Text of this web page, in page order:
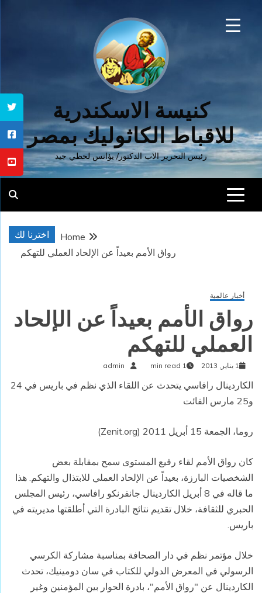
كنيسة الاسكندرية
للاقباط الكاثوليك بمصر
رئيس التحرير الاب الدكتور/ يؤانس لحظي جيد
اخترنا لك
Home
رواق الأمم بعيداً عن الإلحاد العملي للتهكم
أخبار عالمية
رواق الأمم بعيداً عن الإلحاد
العملي للتهكم
1 يناير, 2013 1 min read
admin
الكاردينال رافاسي يتحدث عن اللقاء الذي نظم في باريس في 24
و25 مارس الفائت
روما، الجمعة 15 أبريل 2011 (Zenit.org)
كان رواق الأمم لقاء رفيع المستوى سمح بمقابلة بعض
الشخصيات البارزة، بعيداً عن الإلحاد العملي للابتذال والتهكم. هذا
ما قاله في 8 أبريل الكاردينال جانفرنكو رافاسي، رئيس المجلس
الحبري للثقافة، خلال تقديم نتائج البادرة التي أطلقتها مديريته في
باريس.
خلال مؤتمر نظم في دار الصحافة بمناسبة مشاركة الكرسي
الرسولي في المعرض الدولي للكتاب في سان دومينيك، تحدث
الكاردينال عن "رواق الأمم"، بادرة الحوار بين المؤمنين وغير